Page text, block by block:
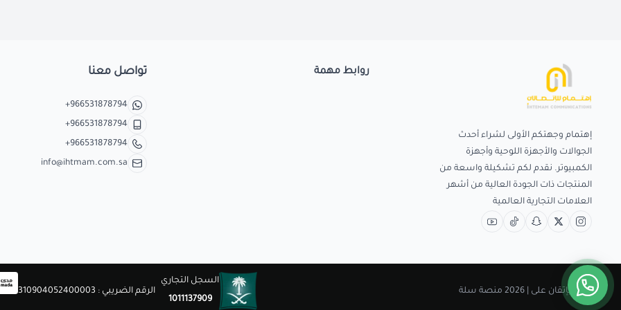
إهتمام وجهتكم الأولى لشراء أحدث
الجوالات والأجهزة اللوحية وأجهزة
الكمبيوتر. نقدم لكم تشكيلة واسعة من
المنتجات ذات الجودة العالية من أشهر
العلامات التجارية العالمية
روابط مهمة تواصل معنا
+966531878794
+966531878794
+966531878794
info@ihtmam.com.sa
صنع بإتقان على | 2026 منصة سلة
السجل التجاري
1011137909
الرقم الضريبي : 310904052400003